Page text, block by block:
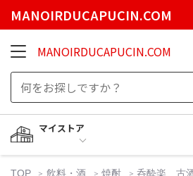
MANOIRDUCAPUCIN.COM
MANOIRDUCAPUCIN.COM
マイストア
TOP 飲料・酒 焼酎
呑酔楽 古